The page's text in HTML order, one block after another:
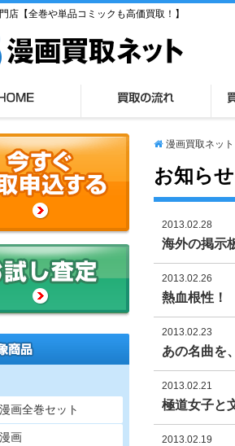
店【全巻や単品コミックも高価買取！】
漫画買取ネッ
お知らせ
2013.02.28
海外の掲示
2013.02.26
熱血根性！
2013.02.23
あの名曲を
2013.02.21
極道女子と
2013.02.19
画全巻セット
画